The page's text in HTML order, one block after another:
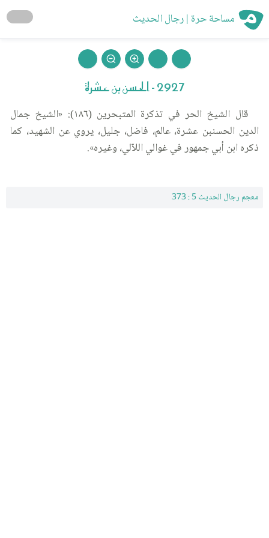
مساحة حرة | رجال الحديث
2927 - الحسن بن عشرة
قال الشيخ الحر في تذكرة المتبحرين (١٨٦): «الشيخ جمال
الدين الحسنبن عشرة، عالم، فاضل، جليل، يروي عن الشهيد، كما
ذكره ابن أبي جمهور في غوالي اللآلي، وغيره».
معجم رجال الحديث 5 : 373